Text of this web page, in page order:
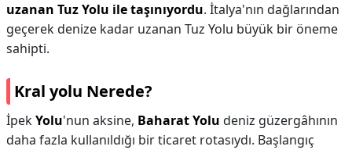
uzanan Tuz Yolu ile taşınıyordu. İtalya'nın dağlarından
geçerek denize kadar uzanan Tuz Yolu büyük bir öneme
sahipti.
Kral yolu Nerede?
İpekYolu'nun aksine, Baharat Yolu deniz güzergâhının
daha fazla kullanıldığı bir ticaret rotasıydı. Başlangıç